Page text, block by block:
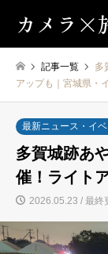
カメラ×
記事一覧
多
アップも｜宮城県・
最新ニュース・イ
多賀城跡あ
催！ライト
2026.05.23 / 最終